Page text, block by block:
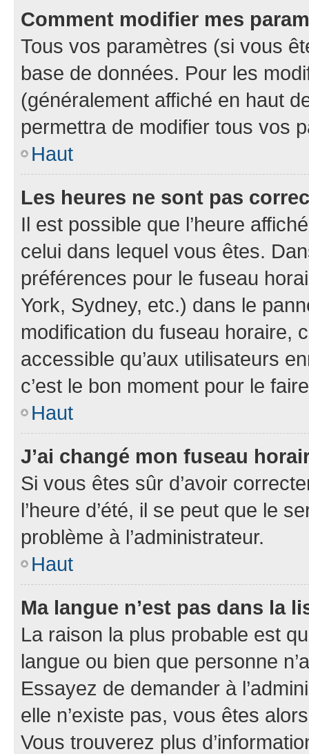
Comment modifier mes
Tous vos paramètres (si vous
base de données. Pour les
(généralement affiché en haut
permettra de modifier tous vos
Haut
Les heures ne sont pas
Il est possible que l’heure
celui dans lequel vous êtes.
préférences pour le fuseau
York, Sydney, etc.) dans le
modification du fuseau horaire,
accessible qu’aux utilisateurs
c’est le bon moment pour le
Haut
J’ai changé mon fuseau
Si vous êtes sûr d’avoir
l’heure d’été, il se peut que le
problème à l’administrateur.
Haut
Ma langue n’est pas dans la
La raison la plus probable est
langue ou bien que personne
Essayez de demander à
elle n’existe pas, vous êtes
Vous trouverez plus